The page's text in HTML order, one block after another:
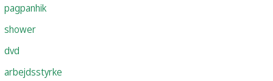
pagpanhik
shower
dvd
arbejdsstyrke